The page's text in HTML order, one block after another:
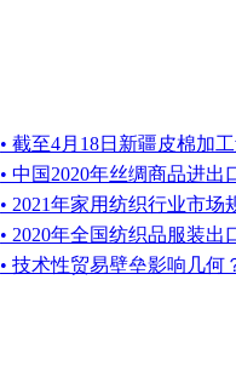
• 截至4月18日新疆皮棉加
• 中国2020年丝绸商品进出
• 2021年家用纺织行业市场
• 2020年全国纺织品服装
• 技术性贸易壁垒影响几何